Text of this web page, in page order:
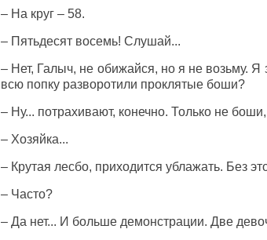
– На круг – 58.
– Пятьдесят восемь! Слушай...
– Нет, Галыч, не обижайся, но я не возьму. Я
всю попку разворотили проклятые боши?
– Ну... потрахивают, конечно. Только не
– Хозяйка...
– Крутая лесбо, приходится ублажать. Без
– Часто?
– Да нет... И больше демонстрации. Две